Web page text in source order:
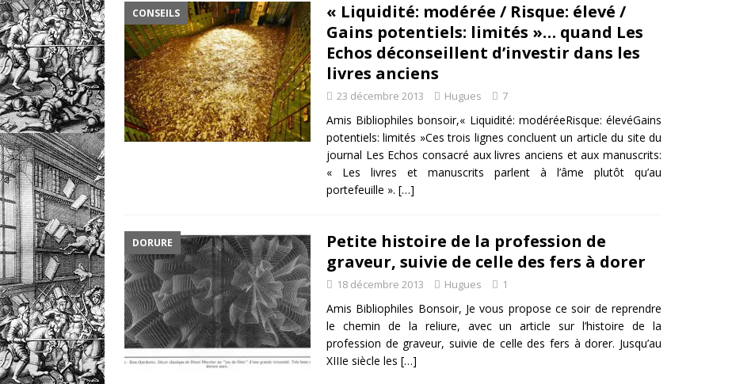
CONSEILS
« Liquidité: modérée / Risque: élevé /
Gains potentiels: limités »… quand Les
Echos déconseillent d’investir dans les
livres anciens
23 décembre 2013 Hugues 7
Amis Bibliophiles bonsoir,« Liquidité: modéréeRisque: élevéGains
potentiels: limités »Ces trois lignes concluent un article du site du
journal Les Echos consacré aux livres anciens et aux manuscrits:
« Les livres et manuscrits parlent à l’âme plutôt qu’au
portefeuille ». […]
DORURE
Petite histoire de la profession de
graveur, suivie de celle des fers à dorer
18 décembre 2013 Hugues 1
Amis Bibliophiles Bonsoir, Je vous propose ce soir de reprendre
le chemin de la reliure, avec un article sur l’histoire de la
profession de graveur, suivie de celle des fers à dorer. Jusqu’au
XIIIe siècle les […]